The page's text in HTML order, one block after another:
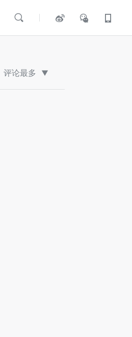
评论最多